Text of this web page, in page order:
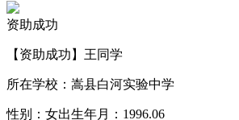
资助成功
【资助成功】王同学
所在学校：嵩县白河实验中学
性别：女出生年月：1996.06